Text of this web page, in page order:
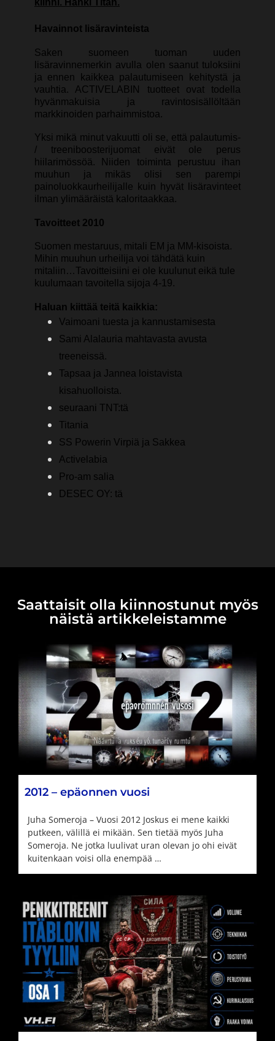
kiinni. Hanki Titan.
Havainnot lisäravinteista
Saken suomeen tuoman uuden
lisäravinnemerkin avulla olen saanut tuloksiini
ja ennen kaikkea palautumiseen kehitystä ja
vauhtia. ACTIVELABIN tuotteet ovat todella
hyvänmakuisia ja ravintosisällöltään
markkinoiden parhaimmistoa.
Yksi mikä minut vakuutti oli se, että palautumis-
/ treeniboosterijuomat eivät ole perus
hiilarimössöä. Niiden toiminta perustuu ihan
muuhun ja mikäs olisi sen parempi
painoluokkaurheilijalle kuin hyvät lisäravinteet
ilman ylimääräistä kaloritaakkaa.
Tavoitteet 2010
Suomen mestaruus, mitali EM ja MM-kisoista.
Mihin muuhun urheilija voi tähdätä kuin
mitaliin…Tavoitteisiini ei ole kuulunut eikä tule
kuulumaan tavoitella sijoja 4-19.
Haluan kiittää teitä kaikkia:
Vaimoani tuesta ja kannustamisesta
Sami Alalauria mahtavasta avusta
treeneissä.
Tapsaa ja Jannea loistavista
kisahuolloista.
seuraani TNT:tä
Titania
SS Powerin Virpiä ja Sakkea
Activelabia
Pro-am salia
DESEC OY: tä
Saattaisit olla kiinnostunut myös
näistä artikkeleistamme
2012 – epäonnen vuosi
Juha Someroja – Vuosi 2012 Joskus ei mene kaikki
putkeen, välillä ei mikään. Sen tietää myös Juha
Someroja. Ne jotka luulivat uran olevan jo ohi eivät
kuitenkaan voisi olla enempää …